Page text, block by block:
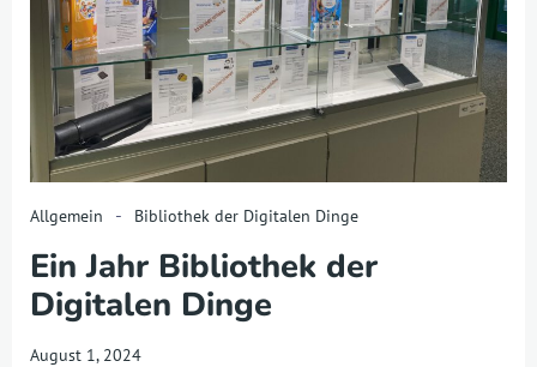
Allgemein - Bibliothek der Digitalen Dinge
Ein Jahr Bibliothek der
Digitalen Dinge
August 1, 2024